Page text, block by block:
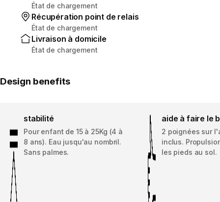
État de chargement
Récupération point de relais
État de chargement
Livraison à domicile
État de chargement
Design benefits
stabilité
Pour enfant de 15 à 25Kg (4 à
8 ans). Eau jusqu'au nombril.
Sans palmes.
aide à faire le
2 poignées sur
inclus.
les pieds au sol.